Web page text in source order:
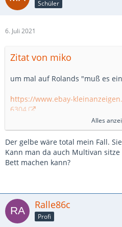
Schüler
6. Juli 2021
Zitat von miko
um mal auf Rolands "muß es
https://www.ebay-
6304
hat wirklich alles drin, könnte
günstiger sein
https://www.ebay-
6476
macht, ist die Kombination
hätte es im August '98 nicht
(meiner war 3 Monate jünger ...)
und er sieht einfach "zu gut"
Alles
Der gelbe wäre total mein Fall.
Kann man da auch Multivan
Bett machen kann?
Ralle86c
Profi